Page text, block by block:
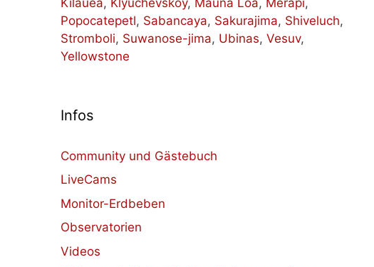
Popocatepetl, Sabancaya, Sakurajima, Shiveluch,
Stromboli, Suwanose-jima, Ubinas, Vesuv,
Yellowstone
Infos
Community und Gästebuch
LiveCams
Monitor-Erdbeben
Observatorien
Videos